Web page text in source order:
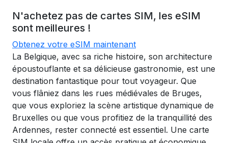
N'achetez pas de cartes SIM, les eSIM
sont meilleures !
Obtenez votre eSIM maintenant
La Belgique, avec sa riche histoire, son architecture
époustouflante et sa délicieuse gastronomie, est une
destination fantastique pour tout voyageur. Que
vous flâniez dans les rues médiévales de Bruges,
que vous exploriez la scène artistique dynamique de
Bruxelles ou que vous profitiez de la tranquillité des
Ardennes, rester connecté est essentiel. Une carte